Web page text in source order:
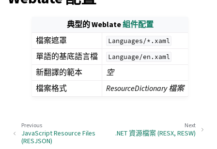
典型的 Weblate組件配置
檔案遮罩
Languages/*.xaml
單語的基底語言檔 Language/en.xaml
新翻譯的範本
空
檔案格式
ResourceDictionary 檔案
Next
.NET 資源檔案 (RESX, RESW)
Previous
JavaScript Resource Files
(RESJSON)